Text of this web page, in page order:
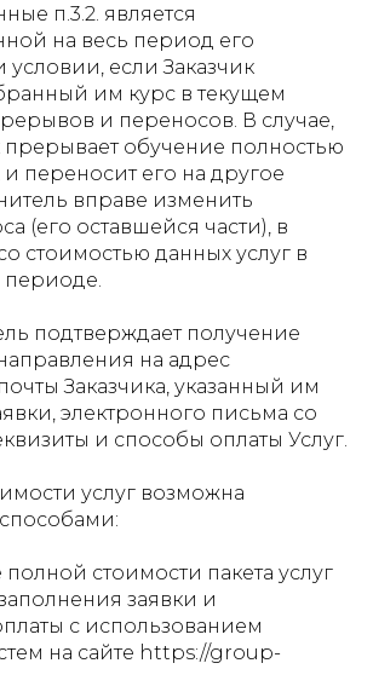
п.3.2. является
на весь период его
если Заказчик
им курс в текущем
и переносов. В случае,
прерывает обучение полностью
и переносит его на другое
вправе изменить
(его оставшейся части), в
стоимостью данных услуг в
подтверждает получение
на адрес
Заказчика, указанный им
электронного письма со
и способы оплаты Услуг.
услуг возможна
полной стоимости пакета услуг
заявки и
с использованием
на сайте https://group-